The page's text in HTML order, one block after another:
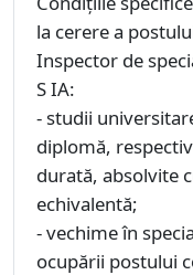
la cerere a
Inspector de
S IA:
- studii
diplomă,
durată, absolvite
echivalentă;
- vechime în
ocupării postului